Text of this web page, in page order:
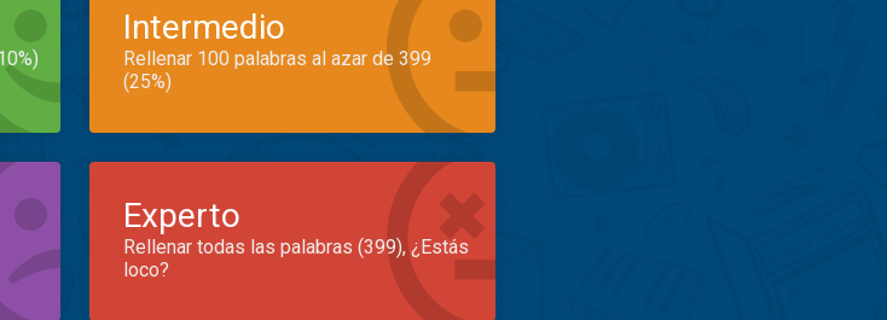
Intermedio
Rellenar 100 palabras al azar de 399
(25%)
Experto
Rellenar todas las palabras (399), ¿Estás
loco?